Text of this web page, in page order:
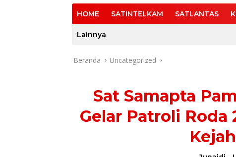
HOME SATINTELKAM SATLANTAS
Lainnya
Beranda Uncategorized
Sat Samapta
Gelar Patroli Roda